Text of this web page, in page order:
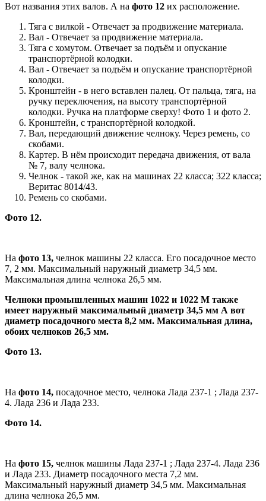
Вот названия этих валов. А на фото 12 их расположение.
Тяга с вилкой - Отвечает за продвижение материала.
Вал - Отвечает за продвижение материала.
Тяга с хомутом. Отвечает за подъём и опускание
транспортёрной колодки.
Вал - Отвечает за подъём и опускание транспортёрной
колодки.
Кронштейн - в него вставлен палец. От пальца, тяга, на
ручку переключения, на высоту транспортёрной
колодки. Ручка на платформе сверху! Фото 1 и фото 2.
Кронштейн, с транспортёрной колодкой.
Вал, передающий движение челноку. Через ремень, со
скобами.
Картер. В нём происходит передача движения, от вала
№ 7, валу челнока.
Челнок - такой же, как на машинах 22 класса; 322 класса;
Веритас 8014/43.
Ремень со скобами.
Фото 12.
На фото 13, челнок машины 22 класса. Его посадочное место
7, 2 мм. Максимальный наружный диаметр 34,5 мм.
Максимальная длина челнока 26,5 мм.
Челноки промышленных машин 1022 и 1022 М также
имеет наружный максимальный диаметр 34,5 мм А вот
диаметр посадочного места 8,2 мм. Максимальная длина,
обоих челноков 26,5 мм.
Фото 13.
На фото 14, посадочное место, челнока Лада 237-1 ; Лада 237-
4. Лада 236 и Лада 233.
Фото 14.
На фото 15, челнок машины Лада 237-1 ; Лада 237-4. Лада 236
и Лада 233. Диаметр посадочного места 7,2 мм.
Максимальный наружный диаметр 34,5 мм. Максимальная
длина челнока 26,5 мм.